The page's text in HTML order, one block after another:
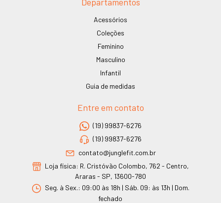
Acessórios
Coleções
Feminino
Masculino
Infantil
Guia de medidas
Entre em contato
(19) 99837-6276
(19) 99837-6276
contato@junglefit.com.br
Loja física: R. Cristóvão Colombo, 762 - Centro,
Araras - SP, 13600-780
Seg. à Sex.: 09:00 às 18h | Sáb. 09: às 13h | Dom.
fechado